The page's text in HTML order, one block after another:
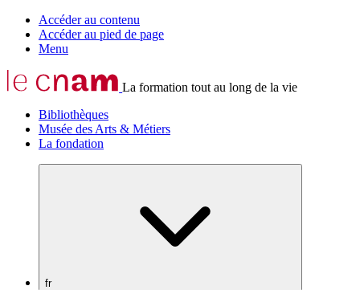
Accéder au contenu
Accéder au pied de page
Menu
La formation tout au long de la vie
Bibliothèques
Musée des Arts & Métiers
La fondation
fr